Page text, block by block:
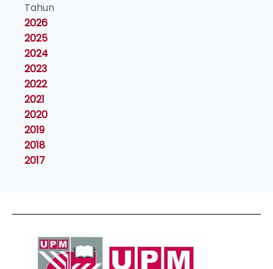
Tahun
2026
2025
2024
2023
2022
2021
2020
2019
2018
2017